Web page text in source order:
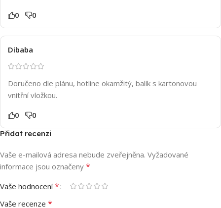
0 0
Dibaba
Doručeno dle plánu, hotline okamžitý, balík s kartonovou
vnitřní vložkou.
0 0
Přidat recenzi
Vaše e-mailová adresa nebude zveřejněna. Vyžadované
informace jsou označeny *
Vaše hodnocení*
Vaše recenze *